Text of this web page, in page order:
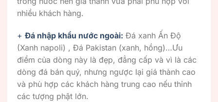
nhiều khách hàng.
+ Đá nhập khẩu nước ngoài: Đá xanh Ấn Độ
(Xanh napoli) , Đá Pakistan (xanh, hồng)…Ưu
điểm của dòng này là đẹp, đẳng cấp và vì là các
dòng đá bán quý, nhưng ngược lại giá thành cao
và phù hợp các khách hàng trung cao nếu thỉnh
các tượng phật lớn.